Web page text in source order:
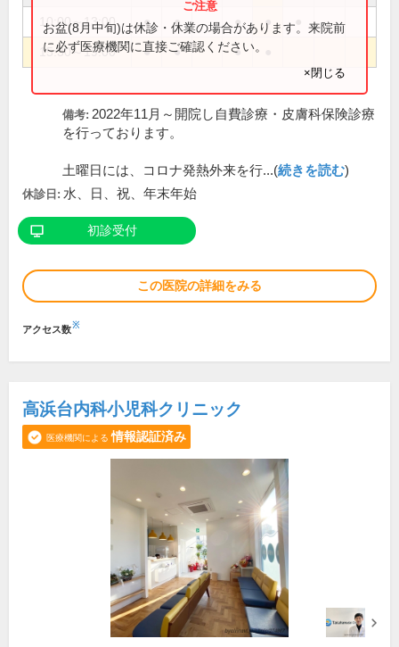
10:00～13:00 ● ● ● ●
15:30～19:00 ● ● ●
お盆(8月中旬)は休診・休業の場合があります。来院前
に必ず医療機関に直接ご確認ください。
×閉じる
備考: 2022年11月～開院し自費診療・皮膚科保険診療
を行っております。
土曜日には、コロナ発熱外来を行...(続きを読む)
休診日: 水、日、祝、年末年始
初診受付
この医院の詳細をみる
アクセス数※
高浜台内科小児科クリニック
医療機関による 情報認証済み